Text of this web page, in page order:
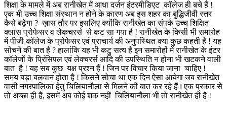
शिक्षा के मामले में अब रानीखेत में आधा दर्जन इंटरमीडिएट कॉलेज ही बचे हैं !
एक भी उच्च शिक्षा संस्थान न होने के कारण अब इस शहर का बुद्धिजीवी स्तर
कैसे बढ़ेगा ? ख़ास तौर पर इसलिए क्योंकि रानीखेत का संपर्क उच्च शिक्षित
क्लास प्रोफेसर व लेकचरर्स से कट सा गया है ! रानीखेत के किसी भी समारोह
में पीजी कॉलेज के प्रोफेसर एवं प्राचार्य की अनुपस्थित क्या कुछ कहती है ! यह
सोचने की बात है ? हालांकि यह भी कटु सत्य है इन समारोहों में रानीखेत के इंटर
कॉलेजों के प्रिंसिपल एवं लेक्चरर्स आदि की उपस्थिति न होना भी खटकने वाली
बात है ! यह सब कुछ यक्ष प्रश्न हैं ! जिन पर विचार किया जाना चाहिए !
समय बड़ा बलवान होता है ! किसने सोचा था एक दिन ऐसा आयेगा जब रानीखेत
वासी नगरपालिका हेतु चिलियानौला से मिलने की बात कर रहे हैं l एक प्रकार से
तो अच्छा ही है, इसमें अब कोई शक नहीं चिलियानौला भी तो रानीखेत ही है !